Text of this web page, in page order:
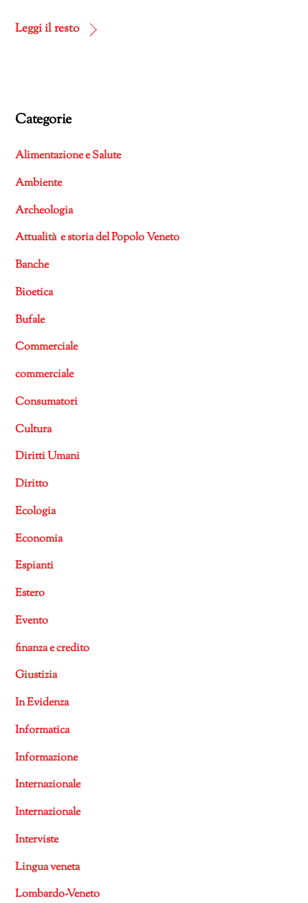
corso…
Leggi il resto
Categorie
Alimentazione e Salute
Ambiente
Archeologia
Attualità e storia del Popolo Veneto
Banche
Bioetica
Bufale
Commerciale
commerciale
Consumatori
Cultura
Diritti Umani
Diritto
Ecologia
Economia
Espianti
Estero
Evento
finanza e credito
Giustizia
In Evidenza
Informatica
Informazione
Internazionale
Internazionale
Interviste
Lingua veneta
Lombardo-Veneto